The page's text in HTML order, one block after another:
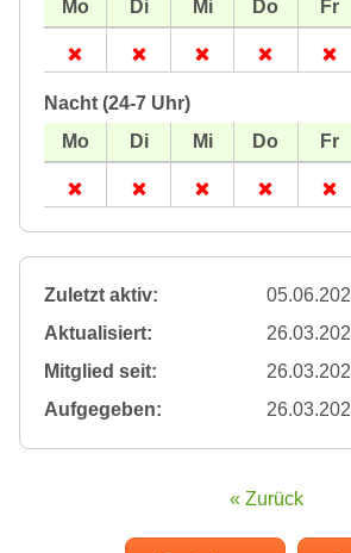
Nacht (24-7 Uhr)
Zuletzt aktiv:
Aktualisiert:
Mitglied seit:
Aufgegeben:
« Zurück